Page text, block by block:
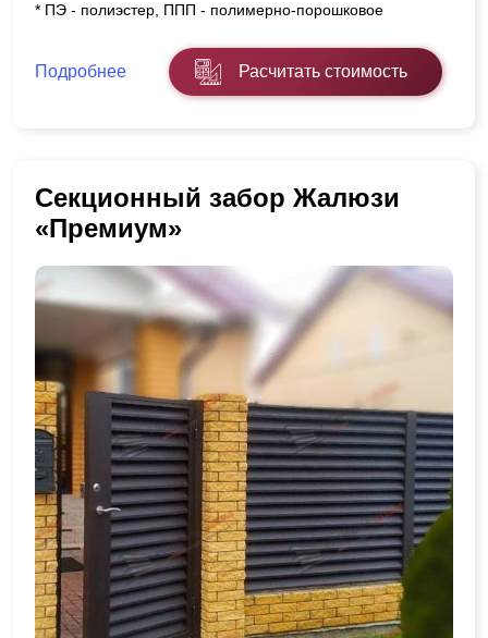
* ПЭ - полиэстер, ППП - полимерно-порошковое
Подробнее Расчитать стоимость
Секционный забор Жалюзи
«Премиум»